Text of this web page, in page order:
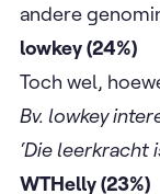
andere
lowkey (24%)
Toch wel,
Bv. lowkey
​​‘Die leerkracht
WTHelly (23%)